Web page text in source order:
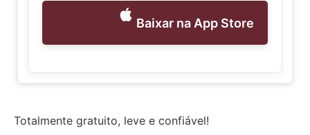
Baixar na App Store
Totalmente gratuito, leve e confiável!